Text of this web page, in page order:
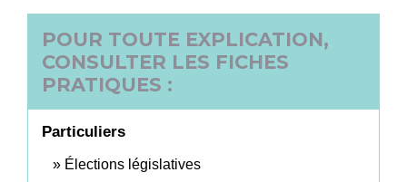
POUR TOUTE EXPLICATION,
CONSULTER LES FICHES
PRATIQUES :
Particuliers
Élections législatives